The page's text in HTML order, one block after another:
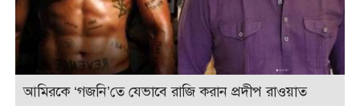
আমিরকে ‘গজনি’তে যেভাবে রাজি করান প্রদীপ রাওয়াত